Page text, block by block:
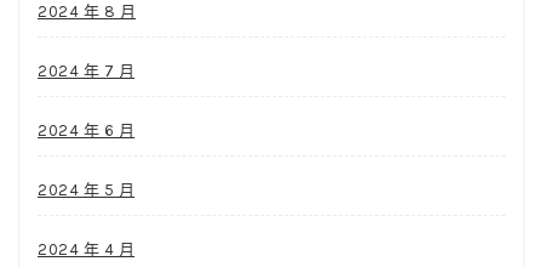
2024 年 8 月
2024 年 7 月
2024 年 6 月
2024 年 5 月
2024 年 4 月